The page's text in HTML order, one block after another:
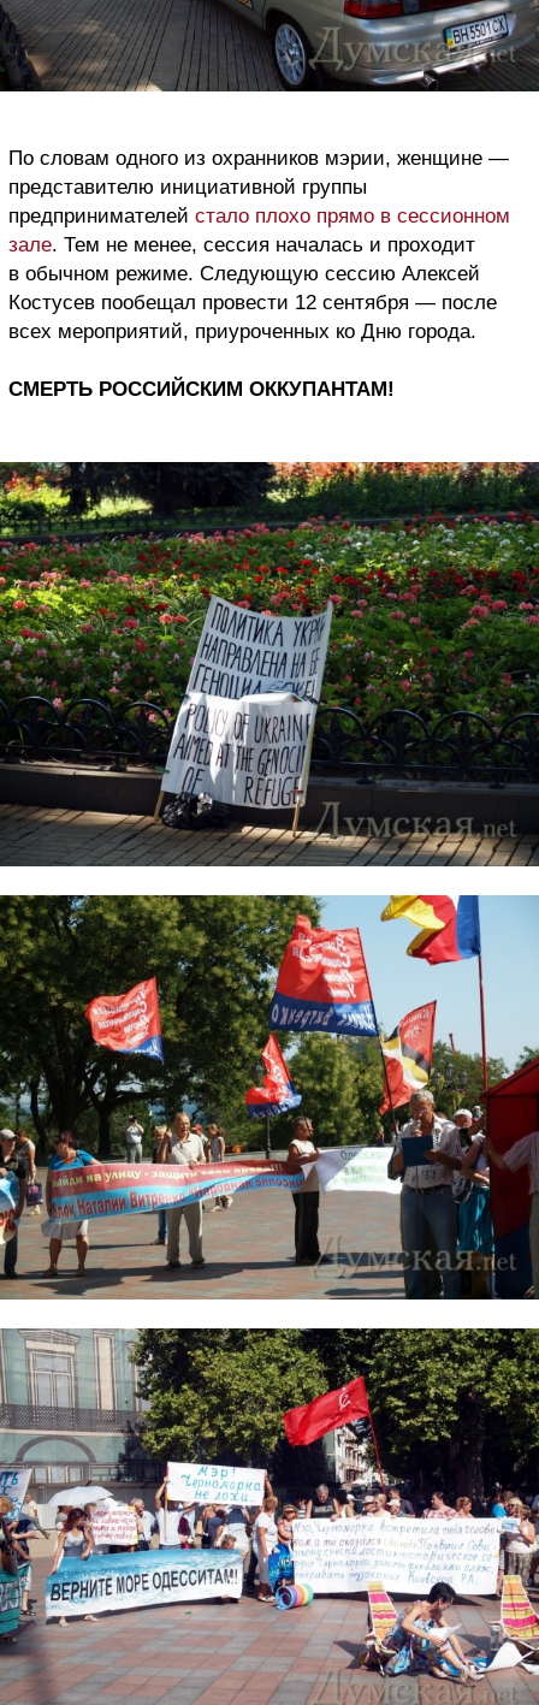
По словам одного из охранников мэрии, женщине —
представителю инициативной группы
предпринимателей стало плохо прямо в сессионном
зале. Тем не менее, сессия началась и проходит
в обычном режиме. Следующую сессию Алексей
Костусев пообещал провести 12 сентября — после
всех мероприятий, приуроченных ко Дню города.
СМЕРТЬ РОССИЙСКИМ ОККУПАНТАМ!